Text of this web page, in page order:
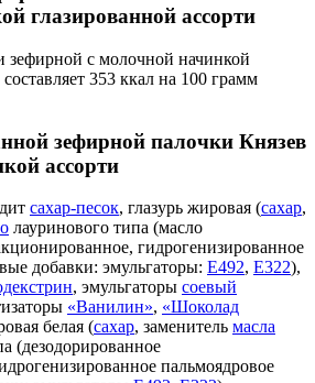
глазированной ассорти
зефирной с молочной начинкой
353 ккал на 100 грамм
зефирной палочки Князев
ассорти
сахар-песок, глазурь жировая (сахар,
лауринового типа (масло
гидрогенизированное
добавки: эмульгаторы: Е492, Е322),
, эмульгаторы соевый
«Ванилин», «Шоколад
белая (сахар, заменитель масла
(дезодорированное
пальмоядровое